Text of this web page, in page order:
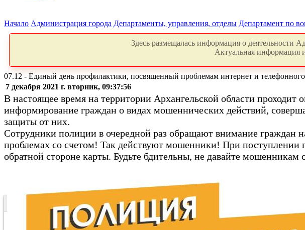
Начало Администрация города Департаменты, управления, отделы Департамент по
Здесь размещалась информация о деятельности
Актуальная информация
07.12 - Единый день профилактики, посвященный проблемам интернет и
7 декабря 2021 г. вторник, 09:37:56
В настоящее время на территории Архангельской области
информирование граждан о видах мошеннических действий,
защиты от них.
Сотрудники полиции в очередной раз обращают внимание граждан
проблемах со счетом! Так действуют мошенники! При поступлении
обратной стороне карты. Будьте бдительны, не давайте мошенникам